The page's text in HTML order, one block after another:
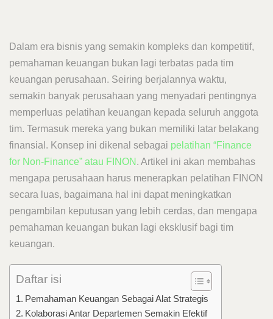
Dalam era bisnis yang semakin kompleks dan kompetitif,
pemahaman keuangan bukan lagi terbatas pada tim
keuangan perusahaan. Seiring berjalannya waktu,
semakin banyak perusahaan yang menyadari pentingnya
memperluas pelatihan keuangan kepada seluruh anggota
tim. Termasuk mereka yang bukan memiliki latar belakang
finansial. Konsep ini dikenal sebagai pelatihan “Finance
for Non-Finance” atau FINON . Artikel ini akan membahas
mengapa perusahaan harus menerapkan pelatihan FINON
secara luas, bagaimana hal ini dapat meningkatkan
pengambilan keputusan yang lebih cerdas, dan mengapa
pemahaman keuangan bukan lagi eksklusif bagi tim
keuangan.
Daftar isi
Pemahaman Keuangan Sebagai Alat Strategis
Kolaborasi Antar Departemen Semakin Efektif